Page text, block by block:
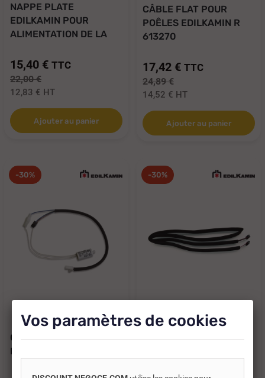
NAPPE PLATE
EDILKAMIN POUR
ALIMENTATION DE LA
15,40 € TTC
22,00 €
12,83 € HT
Ajouter au panier
CÂBLE FLAT POUR
POÊLES EDILKAMIN R
613270
17,42 € TTC
24,89 €
14,52 € HT
Ajouter au panier
-30%
CABLE CONDENS 1UF
EXTR - CODE 671300
-30%
CÂBLE FLAT EDILKAMIN
Vos paramètres de cookies